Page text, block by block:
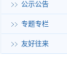
公示公告
专题专栏
友好往来